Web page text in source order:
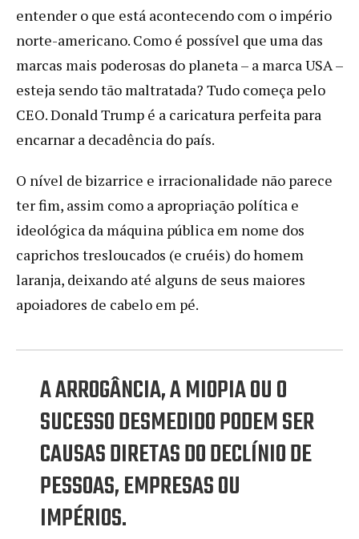
entender o que está acontecendo com o império
norte-americano. Como é possível que uma das
marcas mais poderosas do planeta – a marca USA –
esteja sendo tão maltratada? Tudo começa pelo
CEO. Donald Trump é a caricatura perfeita para
encarnar a decadência do país.
O nível de bizarrice e irracionalidade não parece
ter fim, assim como a apropriação política e
ideológica da máquina pública em nome dos
caprichos tresloucados (e cruéis) do homem
laranja, deixando até alguns de seus maiores
apoiadores de cabelo em pé.
A ARROGÂNCIA, A MIOPIA OU O
SUCESSO DESMEDIDO PODEM SER
CAUSAS DIRETAS DO DECLÍNIO DE
PESSOAS, EMPRESAS OU
IMPÉRIOS.